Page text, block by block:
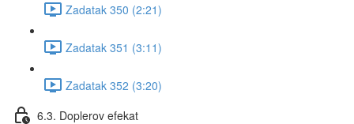
Zadatak 350 (2:21)
Zadatak 351 (3:11)
Zadatak 352 (3:20)
6.3. Doplerov efekat